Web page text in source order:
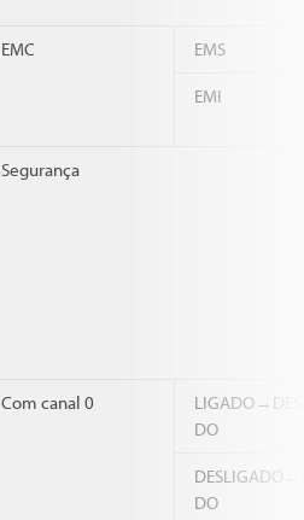
EMC EMS
EMI
Segurança
Com canal 0
DO
DO